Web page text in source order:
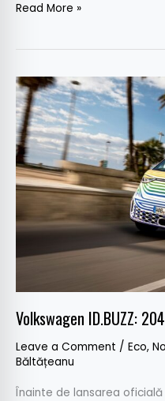
Read More »
Volkswagen ID.BUZZ:
Leave a Comment / Eco,
Băltățeanu
Înainte de lansarea
Volkswagen
ID.BUZZ:
204
CP
și
baterie
de
77